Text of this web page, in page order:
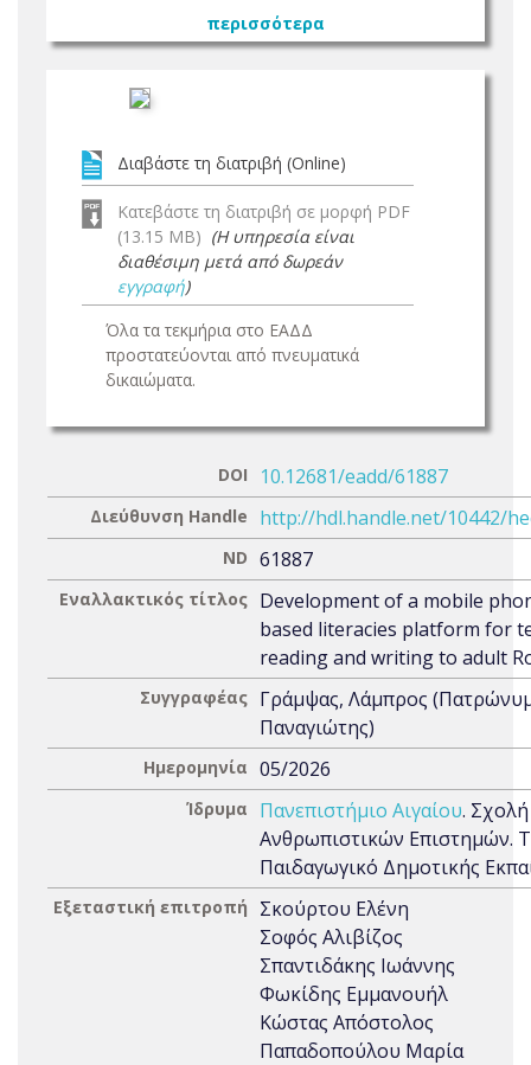
περισσότερα
Διαβάστε τη διατριβή (Online)
Κατεβάστε τη διατριβή σε μορφή PDF
(13.15 MB) (Η υπηρεσία είναι
διαθέσιμη μετά από δωρεάν
εγγραφή)
Όλα τα τεκμήρια στο ΕΑΔΔ
προστατεύονται από πνευματικά
δικαιώματα.
DOI 10.12681/eadd/61887
Διεύθυνση Handle http://hdl.handle.net/10442/
ND 61887
Εναλλακτικός τίτλος Development of a mobile
based literacies platform for
reading and writing to adult
Συγγραφέας Γράμψας, Λάμπρος
Παναγιώτης)
Ημερομηνία 05/2026
Ίδρυμα Πανεπιστήμιο Αιγαίου. Σχολή
Ανθρωπιστικών Επιστημών.
Παιδαγωγικό Δημοτικής
Εξεταστική επιτροπή
Σκούρτου Ελένη
Σοφός Αλιβίζος
Σπαντιδάκης Ιωάννης
Φωκίδης Εμμανουήλ
Κώστας Απόστολος
Παπαδοπούλου Μαρία